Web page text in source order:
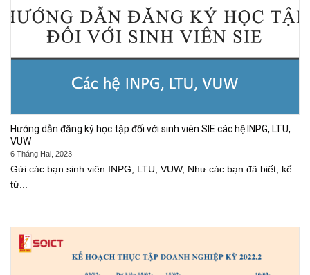
Hướng dẫn đăng ký học tập đối với sinh viên SIE các hệ INPG, LTU,
VUW
6 Tháng Hai, 2023
Gửi các bạn sinh viên INPG, LTU, VUW, Như các bạn đã biết, kể
từ...